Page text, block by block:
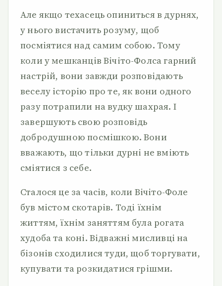
Але якщо техасець опиниться в дурнях,
у нього вистачить розуму, щоб
посміятися над самим собою. Тому
коли у мешканців Вічіто-Фолса гарний
настрій, вони завжди розповідають
веселу історію про те, як вони одного
разу потрапили на вудку шахрая. І
завершують свою розповідь
добродушною посмішкою. Вони
вважають, що тільки дурні не вміють
сміятися з себе.
Сталося це за часів, коли Вічіто-Фоле
був містом скотарів. Тоді їхнім
життям, їхнім заняттям була рогата
худоба та коні. Відважні мисливці на
бізонів сходилися туди, щоб торгувати,
купувати та розкидатися грішми.